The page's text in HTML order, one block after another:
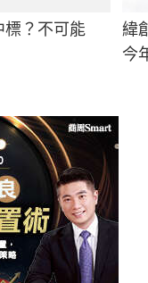
標？不可能
緯
今